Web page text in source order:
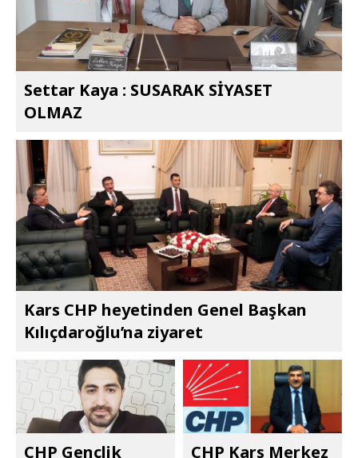
Settar Kaya : SUSARAK SİYASET
OLMAZ
Kars CHP heyetinden Genel Başkan
Kılıçdaroğlu’na ziyaret
CHP Gençlik CHP Kars Merkez